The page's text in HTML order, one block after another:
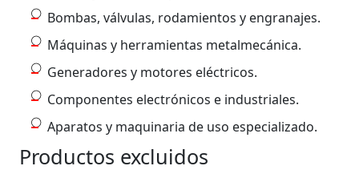
Bombas, válvulas, rodamientos y engranajes.
Máquinas y herramientas metalmecánica.
Generadores y motores eléctricos.
Componentes electrónicos e industriales.
Aparatos y maquinaria de uso especializado.
Productos excluidos